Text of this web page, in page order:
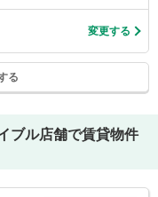
変更する
る
ブル店舗で賃貸物件